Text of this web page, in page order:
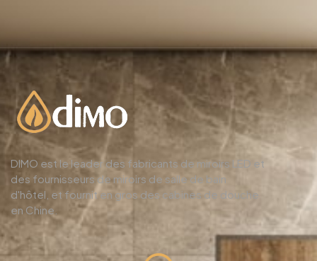
DIMO est le leader des fabricants de miroirs LED et
des fournisseurs de miroirs de salle de bain
d'hôtel, et fournit en gros des cabines de douche
en Chine.